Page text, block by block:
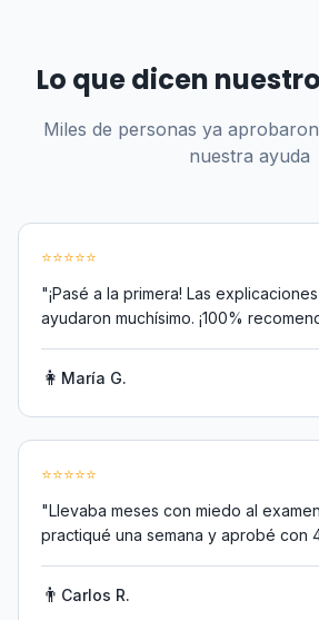
Lo que dicen
Miles de personas ya
nuestra ayuda
⭐⭐⭐⭐⭐
"¡Pasé a la primera! Las
ayudaron muchísimo. ¡100%
👩 María G.
⭐⭐⭐⭐⭐
"Llevaba meses con miedo al
practiqué una semana y aprobé con
👨 Carlos R.